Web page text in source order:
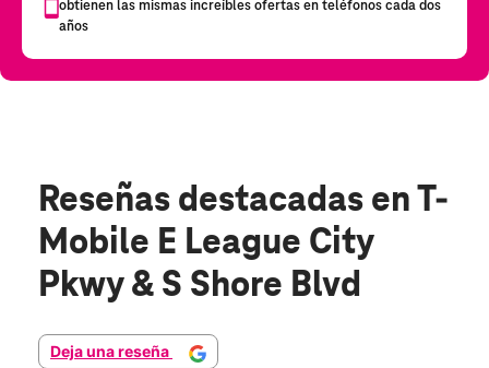
Reseñas destacadas en T-
Mobile E League City
Pkwy & S Shore Blvd
Deja una reseña